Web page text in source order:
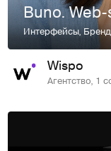
Интерфейсы,
Wispo
Агентство, 1